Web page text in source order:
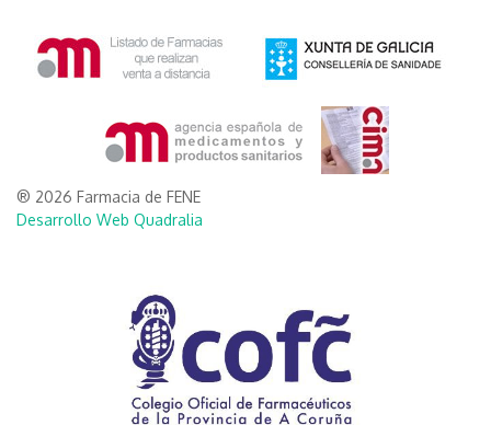
® 2026 Farmacia de FENE
Desarrollo Web Quadralia